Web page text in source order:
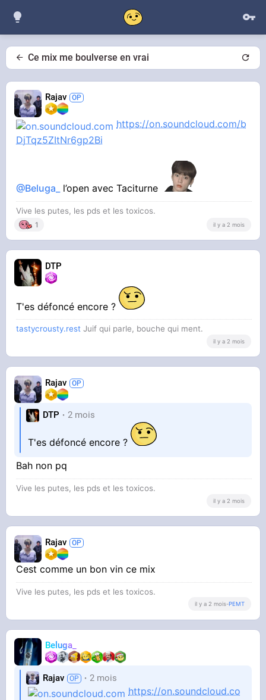
Ce mix me boulverse en vrai
Rajav
https://on.soundcloud.com/b
DjTqz5ZItNr6gp2Bi
@Beluga_ l’open avec Taciturne
Vive les putes, les pds et les toxicos.
1 il y a 2 mois
DTP
T'es défoncé encore ?
tastycrousty.rest Juif qui parle, bouche qui ment.
il y a 2 mois
Rajav
DTP 2 mois
T'es défoncé encore ?
Bah non pq
Vive les putes, les pds et les toxicos.
il y a 2 mois
Rajav
Cest comme un bon vin ce mix
Vive les putes, les pds et les toxicos.
il y a 2 mois-PEMT
Beluga_
Rajav 2 mois
https://on.soundcloud.co